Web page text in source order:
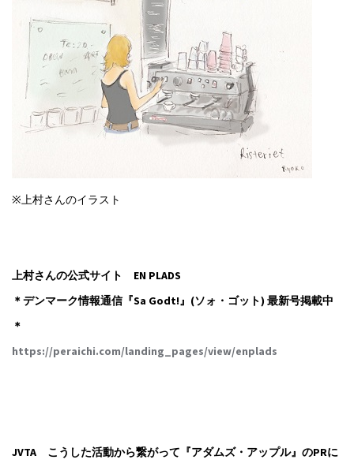
※上村さんのイラスト
上村さんの公式サイト EN PLADS
＊デンマーク情報通信『Sa Godt!』(ソォ・ゴット) 最新号掲載中
＊
https://peraichi.com/landing_pages/view/enplads
JVTA こうした活動から繋がって『アダムズ・アップル』のPRに